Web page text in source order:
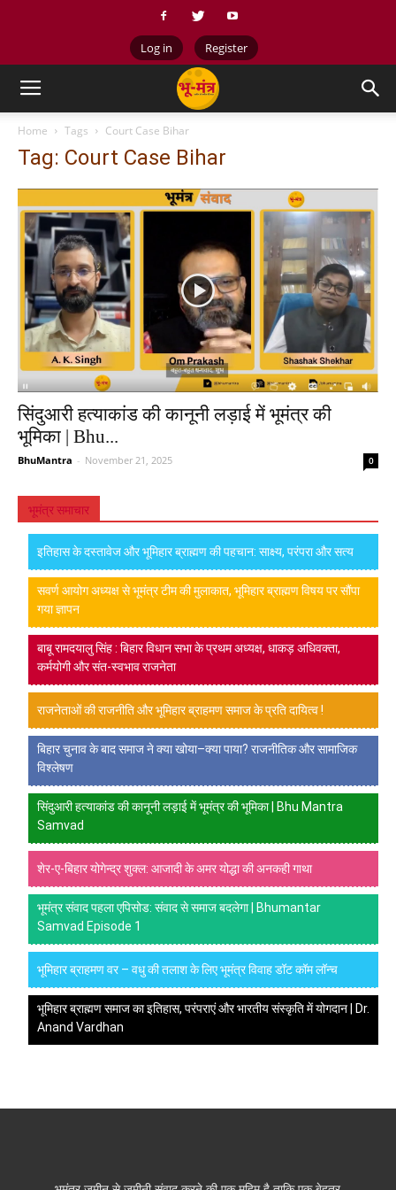
Log in Register
Home Tags Court Case Bihar
Tag: Court Case Bihar
सिंदुआरी हत्याकांड की कानूनी लड़ाई में भूमंत्र की
भूमिका | Bhu...
BhuMantra - November 21, 2025 0
भूमंत्र समाचार
इतिहास के दस्तावेज और भूमिहार ब्राह्मण की पहचान: साक्ष्य, परंपरा और सत्य
सवर्ण आयोग अध्यक्ष से भूमंत्र टीम की मुलाकात, भूमिहार ब्राह्मण विषय पर सौंपा
गया ज्ञापन
बाबू रामदयालु सिंह : बिहार विधान सभा के प्रथम अध्यक्ष, धाकड़ अधिवक्ता,
कर्मयोगी और संत-स्वभाव राजनेता
राजनेताओं की राजनीति और भूमिहार ब्राहमण समाज के प्रति दायित्व !
बिहार चुनाव के बाद समाज ने क्या खोया–क्या पाया? राजनीतिक और सामाजिक
विश्लेषण
सिंदुआरी हत्याकांड की कानूनी लड़ाई में भूमंत्र की भूमिका | Bhu Mantra
Samvad
शेर-ए-बिहार योगेन्द्र शुक्ल: आजादी के अमर योद्धा की अनकही गाथा
भूमंत्र संवाद पहला एपिसोड: संवाद से समाज बदलेगा | Bhumantar
Samvad Episode 1
भूमिहार ब्राहमण वर – वधु की तलाश के लिए भूमंत्र विवाह डॉट कॉम लॉन्च
भूमिहार ब्राह्मण समाज का इतिहास, परंपराएं और भारतीय संस्कृति में योगदान | Dr.
Anand Vardhan